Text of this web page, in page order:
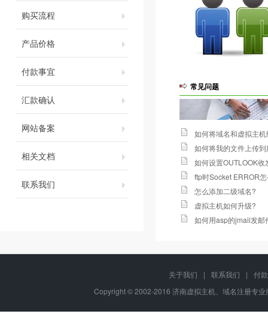
购买流程
产品价格
付款事宜
汇款确认
网站备案
相关文档
联系我们
常见问题
如何将域名和虚拟主
如何将我的文件上传
如何设置OUTLOOK收
ftp时Socket ERROR
怎么添加二级域名?
虚拟主机如何升级?
如何用asp的jmail发邮
关于我们 | 联系我们 |
付
Copyright © 2002-2016 济南虚拟主机、域名注册专